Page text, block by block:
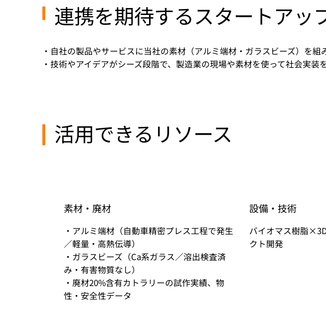
​素材・廃材
・アルミ端材（自動車精密プレス工程で発生
／軽量・高熱伝導）
・ガラスビーズ（Ca系ガラス／溶出検査済
み・有害物質なし）
・廃材20%含有カトラリーの試作実績、物
性・安全性データ
設備・技術
バイオマス樹脂
クト開発
活用できるリソース
・自社の製品やサービスに当社の素材（アルミ端材・ガラスビーズ）を
・技術やアイデアがシーズ段階で、製造業の現場や素材を使って社会実装
連携を期待するスタートアッ